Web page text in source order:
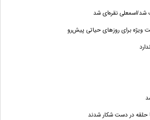
شد/اسمعلی نقره‌ای شد
ویژه برای روزهای حیاتی پیش‌رو
حلقه در دست شکار شدند